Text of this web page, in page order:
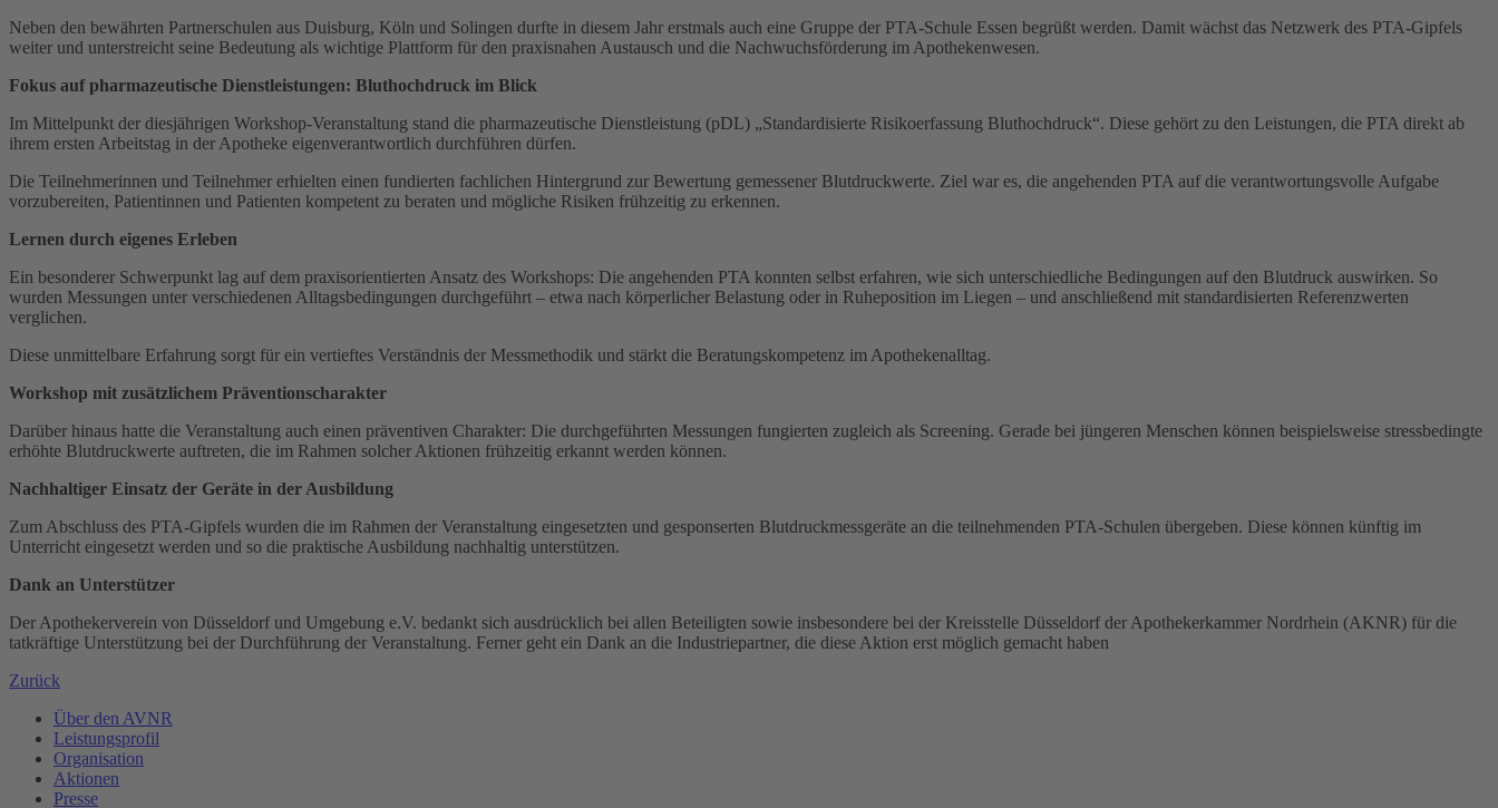
Neben den bewährten Partnerschulen aus Duisburg, Köln und Solingen durfte in diesem Jahr erstmals auch eine Gruppe der PTA-Schule Essen begrüßt werden. Damit wächst das Netzwerk des PTA-Gipfels
weiter und unterstreicht seine Bedeutung als wichtige Plattform für den praxisnahen Austausch und die Nachwuchsförderung im Apothekenwesen.
Fokus auf pharmazeutische Dienstleistungen: Bluthochdruck im Blick
Im Mittelpunkt der diesjährigen Workshop-Veranstaltung stand die pharmazeutische Dienstleistung (pDL) „Standardisierte Risikoerfassung Bluthochdruck“. Diese gehört zu den Leistungen, die PTA direkt ab
ihrem ersten Arbeitstag in der Apotheke eigenverantwortlich durchführen dürfen.
Die Teilnehmerinnen und Teilnehmer erhielten einen fundierten fachlichen Hintergrund zur Bewertung gemessener Blutdruckwerte. Ziel war es, die angehenden PTA auf die verantwortungsvolle Aufgabe
vorzubereiten, Patientinnen und Patienten kompetent zu beraten und mögliche Risiken frühzeitig zu erkennen.
Lernen durch eigenes Erleben
Ein besonderer Schwerpunkt lag auf dem praxisorientierten Ansatz des Workshops: Die angehenden PTA konnten selbst erfahren, wie sich unterschiedliche Bedingungen auf den Blutdruck auswirken. So
wurden Messungen unter verschiedenen Alltagsbedingungen durchgeführt – etwa nach körperlicher Belastung oder in Ruheposition im Liegen – und anschließend mit standardisierten Referenzwerten
verglichen.
Diese unmittelbare Erfahrung sorgt für ein vertieftes Verständnis der Messmethodik und stärkt die Beratungskompetenz im Apothekenalltag.
Workshop mit zusätzlichem Präventionscharakter
Darüber hinaus hatte die Veranstaltung auch einen präventiven Charakter: Die durchgeführten Messungen fungierten zugleich als Screening. Gerade bei jüngeren Menschen können beispielsweise stressbedingte
erhöhte Blutdruckwerte auftreten, die im Rahmen solcher Aktionen frühzeitig erkannt werden können.
Nachhaltiger Einsatz der Geräte in der Ausbildung
Zum Abschluss des PTA-Gipfels wurden die im Rahmen der Veranstaltung eingesetzten und gesponserten Blutdruckmessgeräte an die teilnehmenden PTA-Schulen übergeben. Diese können künftig im
Unterricht eingesetzt werden und so die praktische Ausbildung nachhaltig unterstützen.
Dank an Unterstützer
Der Apothekerverein von Düsseldorf und Umgebung e.V. bedankt sich ausdrücklich bei allen Beteiligten sowie insbesondere bei der Kreisstelle Düsseldorf der Apothekerkammer Nordrhein (AKNR) für die
tatkräftige Unterstützung bei der Durchführung der Veranstaltung. Ferner geht ein Dank an die Industriepartner, die diese Aktion erst möglich gemacht haben
Zurück
Über den AVNR
Leistungsprofil
Organisation
Aktionen
Presse